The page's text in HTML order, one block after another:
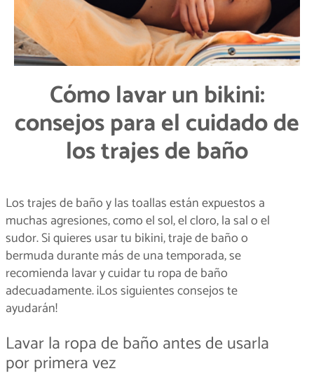
Cómo lavar un bikini:
consejos para el cuidado de
los trajes de baño
Los trajes de baño y las toallas están expuestos a
muchas agresiones, como el sol, el cloro, la sal o el
sudor. Si quieres usar tu bikini, traje de baño o
bermuda durante más de una temporada, se
recomienda lavar y cuidar tu ropa de baño
adecuadamente. ¡Los siguientes consejos te
ayudarán!
Lavar la ropa de baño antes de usarla
por primera vez